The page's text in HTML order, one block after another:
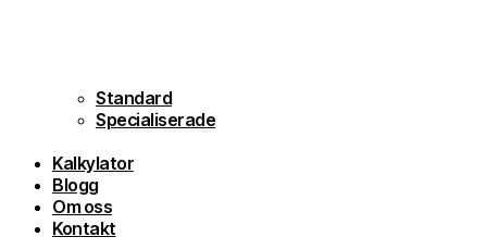
Standard
Specialiserade
Kalkylator
Blogg
Om oss
Kontakt